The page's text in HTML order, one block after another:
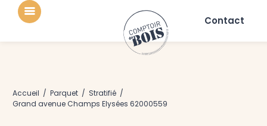
Contact
Accueil / Parquet / Stratifié /
Grand avenue Champs Elysées 62000559